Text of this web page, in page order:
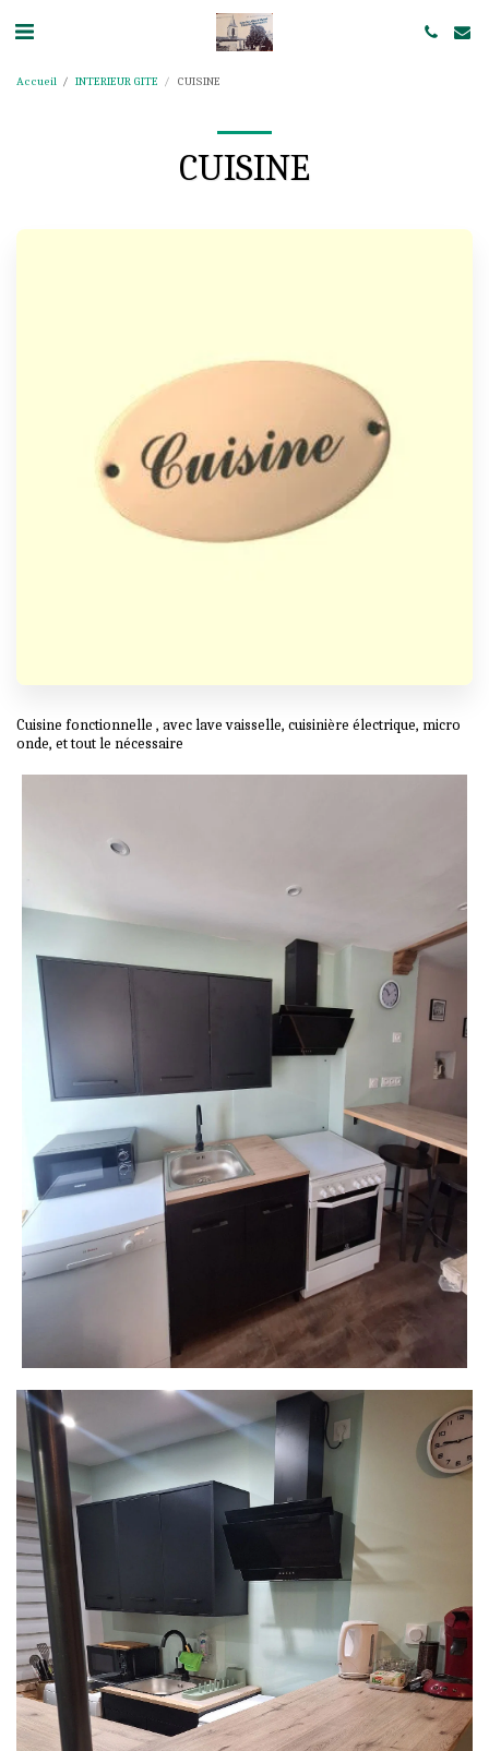
Accueil INTERIEUR GITE CUISINE
CUISINE
Cuisine fonctionnelle , avec lave vaisselle, cuisinière électrique, micro
onde, et tout le nécessaire